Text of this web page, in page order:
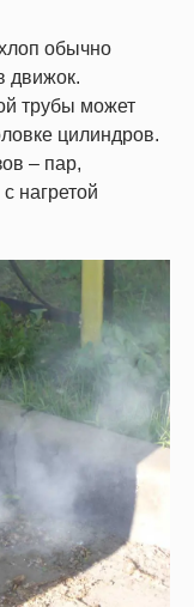
обычно
движок.
трубы может
цилиндров.
– пар,
нагретой